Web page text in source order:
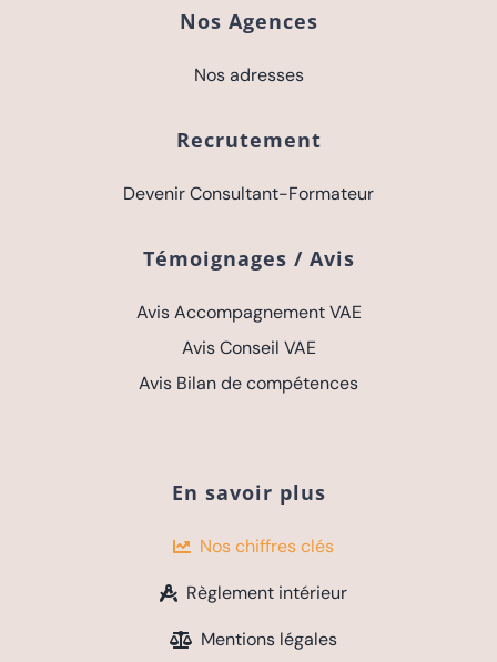
Nos Agences
Nos adresses
Recrutement
Devenir Consultant-Formateur
Témoignages / Avis
Avis Accompagnement VAE
Avis Conseil VAE
Avis Bilan de compétences
En savoir plus
Nos chiffres clés
Règlement intérieur
Mentions légales